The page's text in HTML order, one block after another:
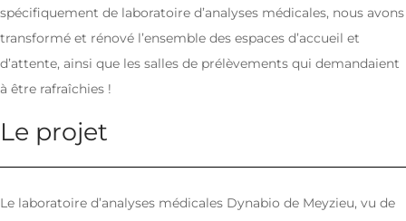
spécifiquement de laboratoire d’analyses médicales, nous avons
transformé et rénové l’ensemble des espaces d’accueil et
d’attente, ainsi que les salles de prélèvements qui demandaient
à être rafraîchies !
Le projet
Le laboratoire d’analyses médicales Dynabio de Meyzieu, vu de